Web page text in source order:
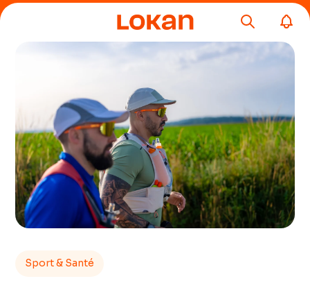
Sport & Santé